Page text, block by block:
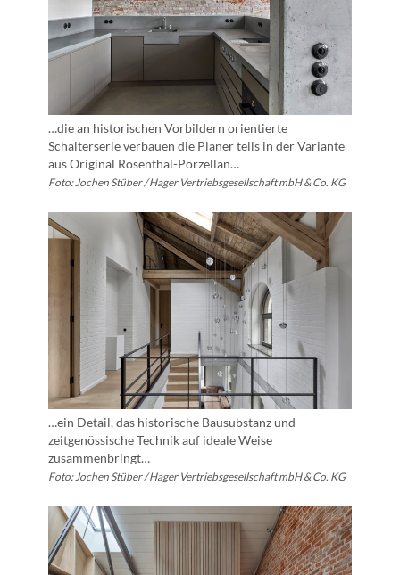
…die an historischen Vorbildern orientierte
Schalterserie verbauen die Planer teils in der Variante
aus Original Rosenthal-Porzellan…
Foto: Jochen Stüber / Hager Vertriebsgesellschaft mbH & Co. KG
…ein Detail, das historische Bausubstanz und
zeitgenössische Technik auf ideale Weise
zusammenbringt…
Foto: Jochen Stüber / Hager Vertriebsgesellschaft mbH & Co. KG